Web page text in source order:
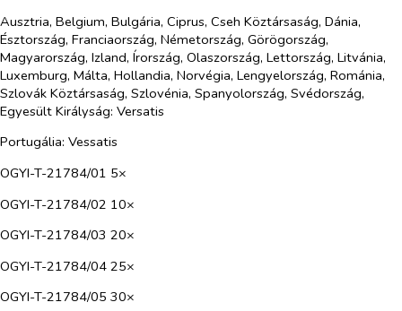
Ausztria, Belgium, Bulgária, Ciprus, Cseh Köztársaság, Dánia,
Észtország, Franciaország, Németország, Görögország,
Magyarország, Izland, Írország, Olaszország, Lettország, Litvánia,
Luxemburg, Málta, Hollandia, Norvégia, Lengyelország, Románia,
Szlovák Köztársaság, Szlovénia, Spanyolország, Svédország,
Egyesült Királyság: Versatis
Portugália: Vessatis
OGYI-T-21784/01 5×
OGYI-T-21784/02 10×
OGYI-T-21784/03 20×
OGYI-T-21784/04 25×
OGYI-T-21784/05 30×